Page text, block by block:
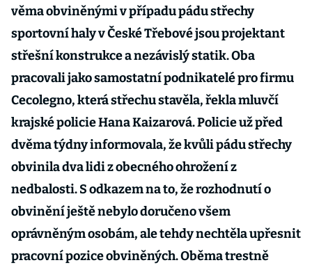
věma obviněnými v případu pádu střechy
sportovní haly v České Třebové jsou projektant
střešní konstrukce a nezávislý statik. Oba
pracovali jako samostatní podnikatelé pro firmu
Cecolegno, která střechu stavěla, řekla mluvčí
krajské policie Hana Kaizarová. Policie už před
dvěma týdny informovala, že kvůli pádu střechy
obvinila dva lidi z obecného ohrožení z
nedbalosti. S odkazem na to, že rozhodnutí o
obvinění ještě nebylo doručeno všem
oprávněným osobám, ale tehdy nechtěla upřesnit
pracovní pozice obviněných. Oběma trestně